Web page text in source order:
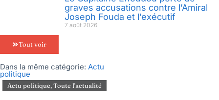
graves accusations contre l’Amiral
Joseph Fouda et l’exécutif
7 août 2026
Tout voir
Dans la même catégorie: Actu
politique
Actu politique,Toute l'actualité